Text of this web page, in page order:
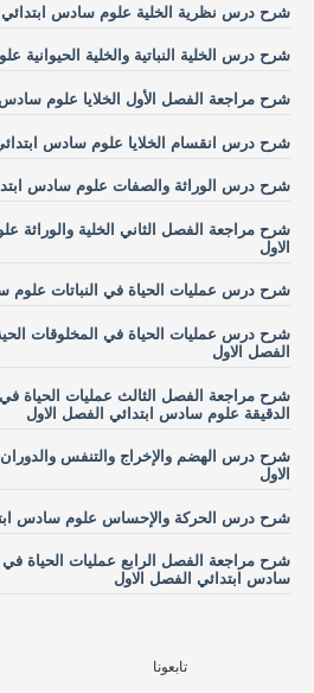
شرح درس نظرية الخلية علوم سادس ابتدائي
شرح درس الخلية النباتية والخلية الحيوانية
شرح مراجعة الفصل الأول الخلايا علوم سادس
شرح درس انقسام الخلايا علوم سادس
شرح درس الوراثة والصفات علوم سادس
شرح مراجعة الفصل الثاني الخلية والوراثة
الاول
شرح درس عمليات الحياة في النباتات علوم
شرح درس عمليات الحياة في المخلوقات
الفصل الاول
شرح مراجعة الفصل الثالث عمليات الحياة في
الدقيقة علوم سادس ابتدائي الفصل الاول
شرح درس الهضم والإخراج والتنفس
الاول
شرح درس الحركة والإحساس علوم سادس
شرح مراجعة الفصل الرابع عمليات الحياة في
سادس ابتدائي الفصل الاول
تابعونا